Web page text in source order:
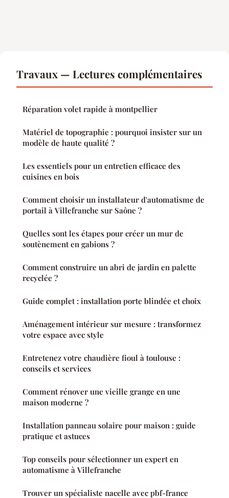
Travaux — Lectures complémentaires
Réparation volet rapide à montpellier
Matériel de topographie : pourquoi insister sur un
modèle de haute qualité ?
Les essentiels pour un entretien efficace des
cuisines en bois
Comment choisir un installateur d'automatisme de
portail à Villefranche sur Saône ?
Quelles sont les étapes pour créer un mur de
soutènement en gabions ?
Comment construire un abri de jardin en palette
recyclée ?
Guide complet : installation porte blindée et choix
Aménagement intérieur sur mesure : transformez
votre espace avec style
Entretenez votre chaudière fioul à toulouse :
conseils et services
Comment rénover une vieille grange en une
maison moderne ?
Installation panneau solaire pour maison : guide
pratique et astuces
Top conseils pour sélectionner un expert en
automatisme à Villefranche
Trouver un spécialiste nacelle avec pbf-france